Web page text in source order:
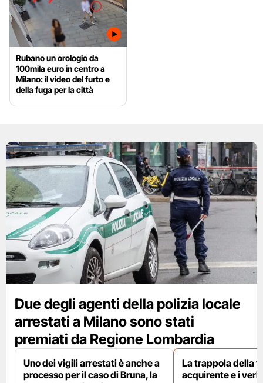
Rubano un orologio da
100mila euro in centro a
Milano: il video del furto e
della fuga per la città
Due degli agenti della polizia locale
arrestati a Milano sono stati
premiati da Regione Lombardia
Uno dei vigili arrestati è anche a
processo per il caso di Bruna, la
La trappola della
acquirente e i